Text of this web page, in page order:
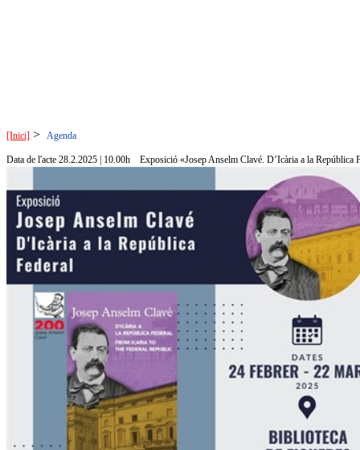
[Inici] > Agenda
Data de l'acte 28.2.2025 | 10.00h Exposició «Josep Anselm Clavé. D’Icària a la República